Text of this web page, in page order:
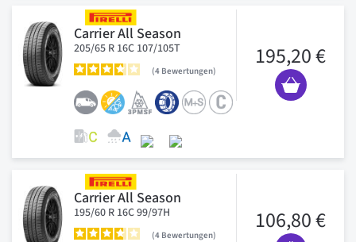
Carrier All Season
205/65 R 16C 107/105T
4 Bewertungen
195,20 €
Carrier All Season
195/60 R 16C 99/97H
4 Bewertungen
106,80 €